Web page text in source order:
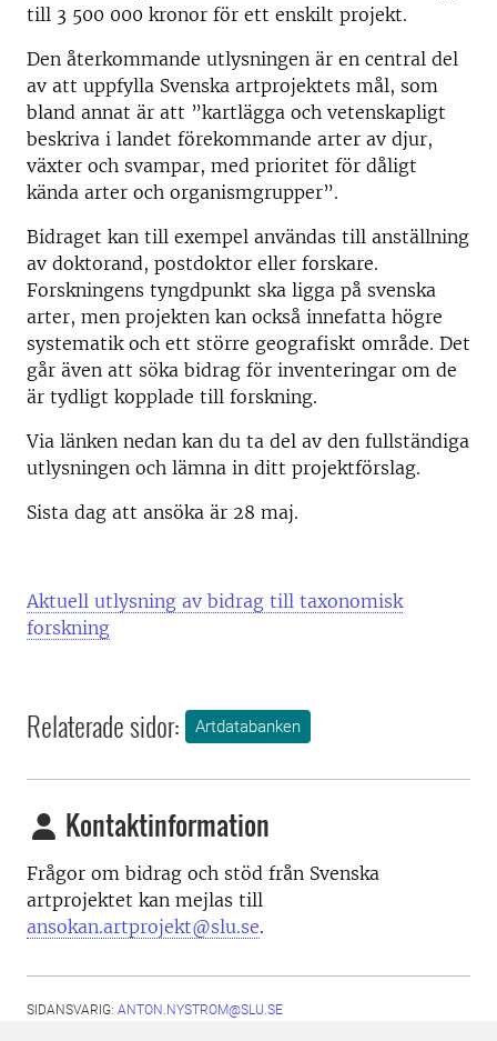
till 3 500 000 kronor för ett enskilt projekt.
Den återkommande utlysningen är en central del
av att uppfylla Svenska artprojektets mål, som
bland annat är att ”kartlägga och vetenskapligt
beskriva i landet förekommande arter av djur,
växter och svampar, med prioritet för dåligt
kända arter och organismgrupper”.
Bidraget kan till exempel användas till anställning
av doktorand, postdoktor eller forskare.
Forskningens tyngdpunkt ska ligga på svenska
arter, men projekten kan också innefatta högre
systematik och ett större geografiskt område. Det
går även att söka bidrag för inventeringar om de
är tydligt kopplade till forskning.
Via länken nedan kan du ta del av den fullständiga
utlysningen och lämna in ditt projektförslag.
Sista dag att ansöka är 28 maj.
Aktuell utlysning av bidrag till taxonomisk
forskning
Relaterade sidor: Artdatabanken
Kontaktinformation
Frågor om bidrag och stöd från Svenska
artprojektet kan mejlas till
ansokan.artprojekt@slu.se.
SIDANSVARIG: ANTON.NYSTROM@SLU.SE